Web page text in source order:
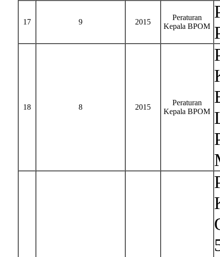
17 9 2015
Peraturan
Kepala BPOM
18 8 2015
Peraturan
Kepala BPOM